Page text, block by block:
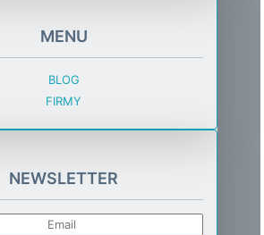
MENU
BLOG
FIRMY
NEWSLETTER